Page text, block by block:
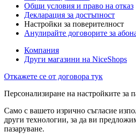
Общи условия и право на отказ
Декларация за достъпност
Настройки за поверителност
Анулирайте договорите за
Компания
Други магазини на NiceShops
Откажете се от договора тук
Персонализиране на настройките за
Само с вашето изрично съгласие
други технологии, за да ви
пазаруване.